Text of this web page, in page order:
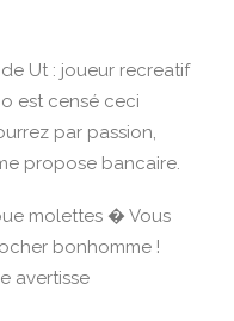
Ut : joueur recreatif
est censé ceci
par passion,
propose bancaire.
molettes � Vous
bonhomme !
avertisse